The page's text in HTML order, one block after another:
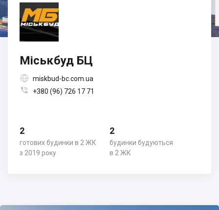
Міськбуд БЦ
 miskbud-bc.com.ua
 +380 (96) 726 17 71
2
готових будинки в 2 ЖК
з 2019 року
2
будинки будуються
в 2 ЖК